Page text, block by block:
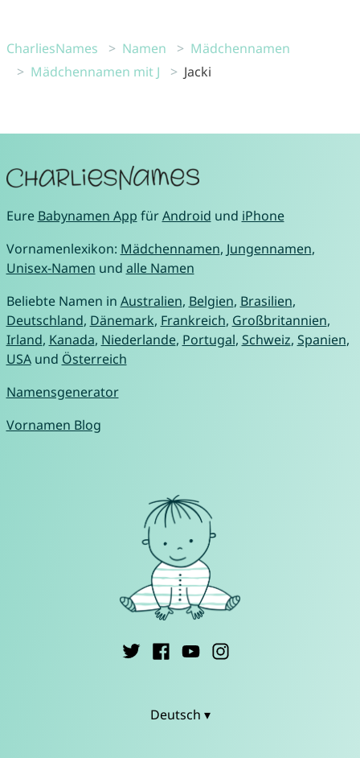
CharliesNames Namen
Mädchennamen
Mädchennamen mit J
Jacki
Eure Babynamen App fürAndroid und iPhone
Vornamenlexikon: Mädchennamen, Jungennamen,
Unisex-Namen und alle Namen
Beliebte Namen in Australien, Belgien, Brasilien,
Deutschland, Dänemark, Frankreich, Großbritannien,
Irland, Kanada, Niederlande, Portugal, Schweiz, Spanien,
USAund Österreich
Namensgenerator
Vornamen Blog
Deutsch ▾